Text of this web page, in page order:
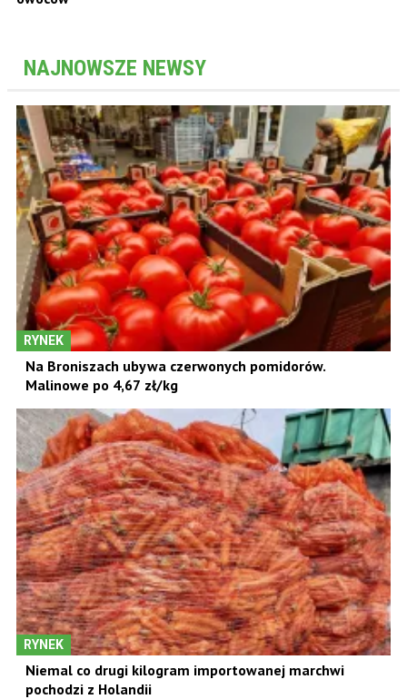
NAJNOWSZE NEWSY
RYNEK
Na Broniszach ubywa czerwonych pomidorów.
Malinowe po 4,67 zł/kg
RYNEK
Niemal co drugi kilogram importowanej marchwi
pochodzi z Holandii